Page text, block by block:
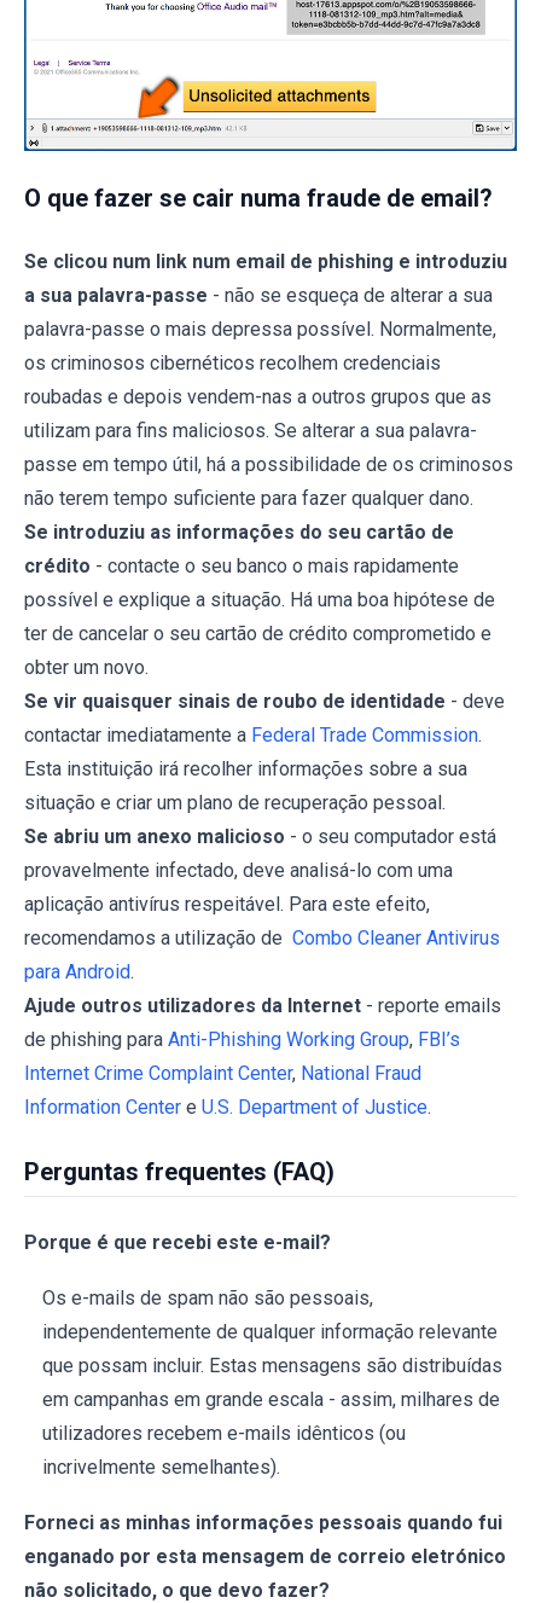
O que fazer se cair numa fraude de email?
Se clicou num link num email de phishing e introduziu
a sua palavra-passe - não se esqueça de alterar a sua
palavra-passe o mais depressa possível. Normalmente,
os criminosos cibernéticos recolhem credenciais
roubadas e depois vendem-nas a outros grupos que as
utilizam para fins maliciosos. Se alterar a sua palavra-
passe em tempo útil, há a possibilidade de os criminosos
não terem tempo suficiente para fazer qualquer dano.
Se introduziu as informações do seu cartão de
crédito - contacte o seu banco o mais rapidamente
possível e explique a situação. Há uma boa hipótese de
ter de cancelar o seu cartão de crédito comprometido e
obter um novo.
Se vir quaisquer sinais de roubo de identidade - deve
contactar imediatamente a Federal Trade Commission.
Esta instituição irá recolher informações sobre a sua
situação e criar um plano de recuperação pessoal.
Se abriu um anexo malicioso - o seu computador está
provavelmente infectado, deve analisá-lo com uma
aplicação antivírus respeitável. Para este efeito,
recomendamos a utilização de Combo Cleaner Antivirus
para Android.
Ajude outros utilizadores da Internet - reporte emails
de phishing para Anti-Phishing Working Group, FBI’s
Internet Crime Complaint Center, National Fraud
Information Center e U.S. Department of Justice.
Perguntas frequentes (FAQ)
Porque é que recebi este e-mail?
Os e-mails de spam não são pessoais,
independentemente de qualquer informação relevante
que possam incluir. Estas mensagens são distribuídas
em campanhas em grande escala - assim, milhares de
utilizadores recebem e-mails idênticos (ou
incrivelmente semelhantes).
Forneci as minhas informações pessoais quando fui
enganado por esta mensagem de correio eletrónico
não solicitado, o que devo fazer?